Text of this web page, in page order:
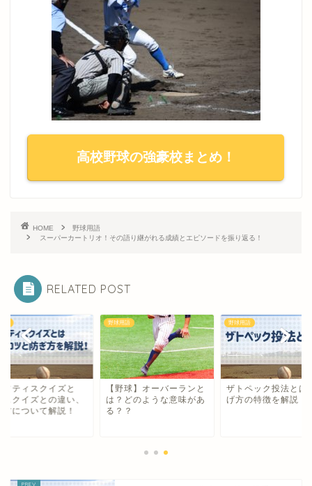
高校野球の強豪校まとめ！
HOME
野球用語
スーパーカートリオ！その語り継がれる成績とエピソードを振り返る！
RELATED POST
フティスクイズと
スクイズとの違い、
方について解説！
野球用語
【野球】オーバーランと
は？どのような意味があ
る？？
野球用語
ザトペック投法とは
げ方の特徴を解説！